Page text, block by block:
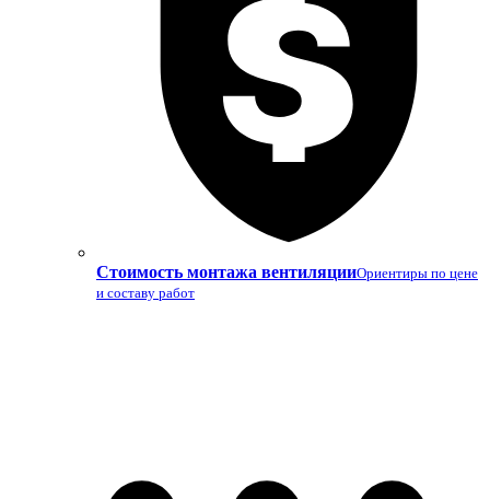
Стоимость монтажа вентиляцииОриентиры по цене
и составу работ